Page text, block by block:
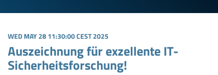
WED MAY 28 11:30:00 CEST 2025
Auszeichnung für exzellente IT-
Sicherheitsforschung!